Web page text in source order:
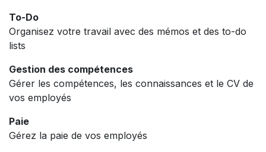
To-Do
Organisez votre travail avec des mémos et des to-do
lists
Gestion des compétences
Gérer les compétences, les connaissances et le CV de
vos employés
Paie
Gérez la paie de vos employés